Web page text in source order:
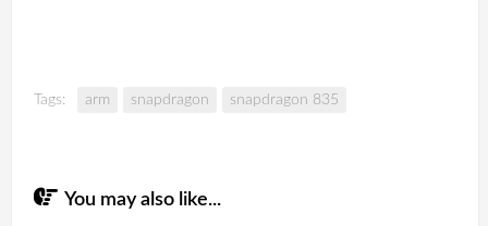
Tags: arm snapdragon snapdragon 835
You may also like...